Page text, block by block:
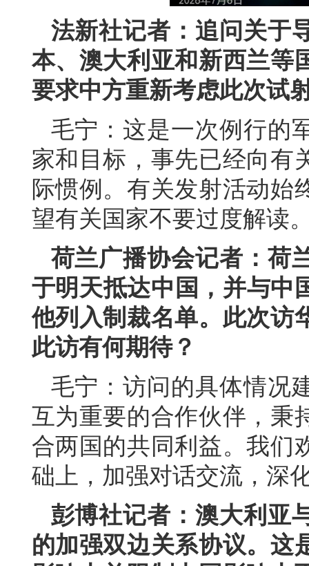
法新社记者：追问关于
本、澳大利亚和新西兰等
要求中方重新考虑此次试
毛宁：这是一次例行的
家和目标，事先已经向有
际惯例。有关发射活动始
望有关国家不要过度解读
荷兰广播协会记者：荷
于明天抵达中国，并与中
他列入制裁名单。此次访
此访有何期待？
毛宁：访问的具体情况
互为重要的合作伙伴，秉
合两国的共同利益。我们
础上，加强对话交流，深
彭博社记者：澳大利亚
的加强双边关系协议。这